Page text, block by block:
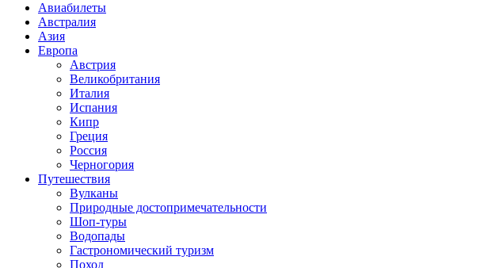
Авиабилеты
Австралия
Азия
Европа
Австрия
Великобритания
Италия
Испания
Кипр
Греция
Россия
Черногория
Путешествия
Вулканы
Природные достопримечательности
Шоп-туры
Водопады
Гастрономический туризм
Поход